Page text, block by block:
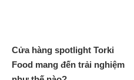
Cửa hàng spotlight Torki
Food mang đến trải nghiệm